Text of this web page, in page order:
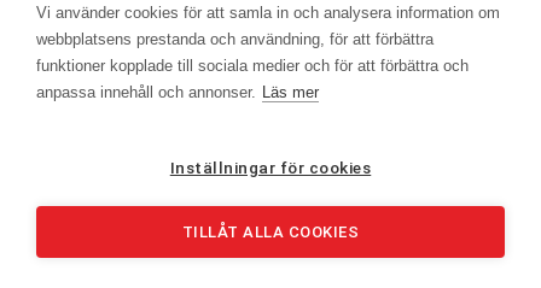
Vi använder cookies för att samla in och analysera information om
webbplatsens prestanda och användning, för att förbättra
funktioner kopplade till sociala medier och för att förbättra och
anpassa innehåll och annonser. Läs mer
Inställningar för cookies
TILLÅT ALLA COOKIES
Sävstigen 2
165 71 Stockholm
+46 70 788 98 82
Jordningsprovning Theme. All rights reserved.